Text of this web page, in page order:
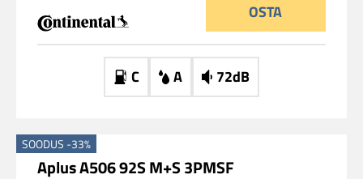
OSTA
C A 72dB
SOODUS -33%
Aplus A506 92S M+S 3PMSF